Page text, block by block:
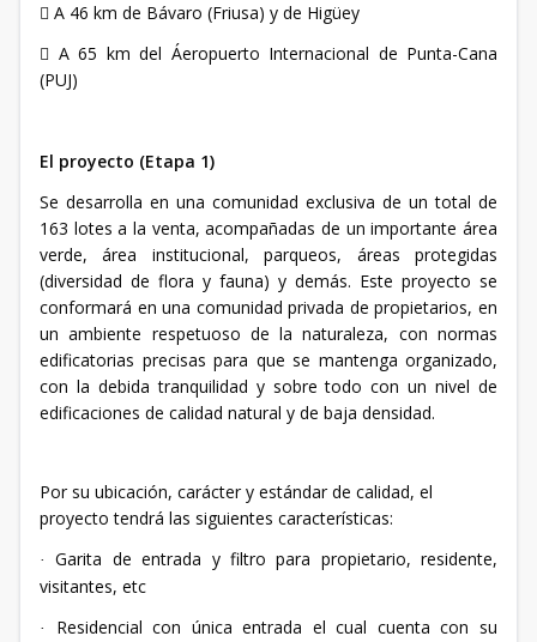
 A 46 km de Bávaro (Friusa) y de Higüey
 A 65 km del Áeropuerto Internacional de Punta-Cana
(PUJ)
El proyecto (Etapa 1)
Se desarrolla en una comunidad exclusiva de un total de
163 lotes a la venta, acompañadas de un importante área
verde, área institucional, parqueos, áreas protegidas
(diversidad de flora y fauna) y demás. Este proyecto se
conformará en una comunidad privada de propietarios, en
un ambiente respetuoso de la naturaleza, con normas
edificatorias precisas para que se mantenga organizado,
con la debida tranquilidad y sobre todo con un nivel de
edificaciones de calidad natural y de baja densidad.
Por su ubicación, carácter y estándar de calidad, el
proyecto tendrá las siguientes características:
·
Garita de entrada y filtro para propietario, residente,
visitantes, etc
·
Residencial con única entrada el cual cuenta con su